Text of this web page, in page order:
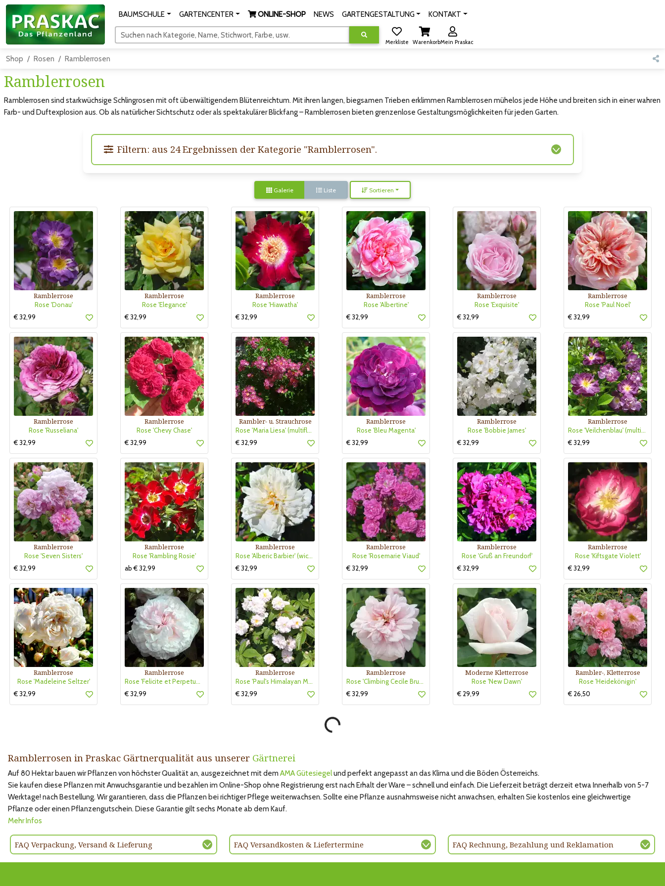
BAUMSCHULE GARTENCENTER ONLINE-SHOP NEWS GARTENGESTALTUNG KONTAKT
Suchen nach Kategorie, Name, Stichwort, Farbe, usw.
Merkliste WarenkorbMein Praskac
Shop Rosen Ramblerrosen
Ramblerrosen
Ramblerrosen sind starkwüchsige Schlingrosen mit oft überwältigendem Blütenreichtum. Mit ihren langen, biegsamen Trieben erklimmen Ramblerrosen mühelos jede Höhe und breiten sich in einer wahren
Farb- und Duftexplosion aus. Ob als natürlicher Sichtschutz oder als spektakulärer Blickfang – Ramblerrosen bieten grenzenlose Gestaltungsmöglichkeiten für jeden Garten.
Filtern: aus 24 Ergebnissen der Kategorie "Ramblerrosen".
Galerie Liste Sortieren
Ramblerrose
Rose 'Donau'
€ 32,99
Ramblerrose
Rose 'Elegance'
€ 32,99
Ramblerrose
Rose 'Hiawatha'
€ 32,99
Ramblerrose
Rose 'Albertine'
€ 32,99
Ramblerrose
Rose 'Exquisite'
€ 32,99
Ramblerrose
Rose 'Paul Noel'
€ 32,99
Ramblerrose
Rose 'Russeliana'
€ 32,99
Ramblerrose
Rose 'Chevy Chase'
€ 32,99
Rambler- u. Strauchrose
Rose 'Maria Liesa' (multiflora)
€ 32,99
Ramblerrose
Rose 'Bleu Magenta'
€ 32,99
Ramblerrose
Rose 'Bobbie James'
€ 32,99
Ramblerrose
Rose 'Veilchenblau' (multiflora)
€ 32,99
Ramblerrose
Rose 'Seven Sisters'
€ 32,99
Ramblerrose
Rose 'Rambling Rosie'
ab € 32,99
Ramblerrose
Rose 'Alberic Barbier' (wichuriana)
€ 32,99
Ramblerrose
Rose 'Rosemarie Viaud'
€ 32,99
Ramblerrose
Rose 'Gruß an Freundorf'
€ 32,99
Ramblerrose
Rose 'Kiftsgate Violett'
€ 32,99
Ramblerrose
Rose 'Madeleine Seltzer'
€ 32,99
Ramblerrose
Rose 'Felicite et Perpetue (semp.)
€ 32,99
Ramblerrose
Rose 'Paul's Himalayan Musk'
€ 32,99
Ramblerrose
Rose 'Climbing Cecile Brunner'
€ 32,99
Moderne Kletterrose
Rose 'New Dawn'
€ 29,99
Rambler-, Kletterrose
Rose 'Heidekönigin'
€ 26,50
Ramblerrosen in Praskac Gärtnerqualität aus unserer Gärtnerei
Auf 80 Hektar bauen wir Pflanzen von höchster Qualität an, ausgezeichnet mit dem AMA Gütesiegelund perfekt angepasst an das Klima und die Böden Österreichs.
Sie kaufen diese Pflanzen mit Anwuchsgarantie und bezahlen im Online-Shop ohne Registrierung erst nach Erhalt der Ware – schnell und einfach. Die Lieferzeit beträgt derzeit etwa Innerhalb von 5-7
Werktage! nach Bestellung. Wir garantieren, dass die Pflanzen bei richtiger Pflege weiterwachsen. Sollte eine Pflanze ausnahmsweise nicht anwachsen, erhalten Sie kostenlos eine gleichwertige
Pflanze oder einen Pflanzengutschein. Diese Garantie gilt sechs Monate ab dem Kauf.
Mehr Infos
FAQ Verpackung, Versand & Lieferung FAQ Versandkosten & Liefertermine FAQ Rechnung, Bezahlung und Reklamation